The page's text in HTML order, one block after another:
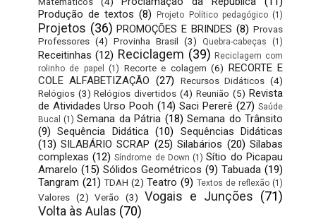
Produção de textos (8) Projeto Político pedagógico (1)
Projetos (36) PROMOÇÕES E BRINDES (8) Provas
Professores (4) Provinha Brasil (3) Quebra-cabeças (1)
Receitinhas (12) Reciclagem (39) Reciclagem com
rolinho de papel
(1) Recorte e colagem (6) RECORTE E
COLE ALFABETIZAÇÃO (27) Recursos Didáticos (4)
Relógios (3) Relógios divertidos (4) Reunião (5) Revista
de Atividades Urso Pooh (14) Saci Pererê (27) Saúde
Bucal
(1) Semana da Pátria (18) Semana do Trânsito
(9) Sequência Didática (10)
Sequências Didáticas
(13) SILABÁRIO SCRAP (25) Silabários (20) Sílabas
complexas (12) Síndrome de Down (1) Sítio do Picapau
Amarelo (15) Sólidos Geométricos (9) Tabuada (19)
Tangram (21) TDAH (2) Teatro (9) Textos de reflexão (1)
Valores (2) Verão (3) Vogais e Junções (71)
Volta às Aulas (70)